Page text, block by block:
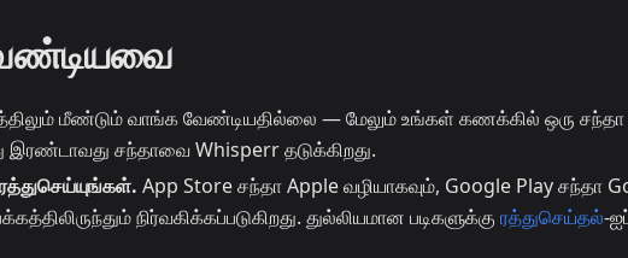
மீண்டும் வாங்க வேண்டியதில்லை — மேலும் உங்கள் கணக்கில் ஒரு சந்தா
சந்தாவை Whisperr தடுக்கிறது.
App Store சந்தா Apple வழியாகவும், Google Play சந்தா
நிர்வகிக்கப்படுகிறது. துல்லியமான படிகளுக்கு ரத்துசெய்தல்-